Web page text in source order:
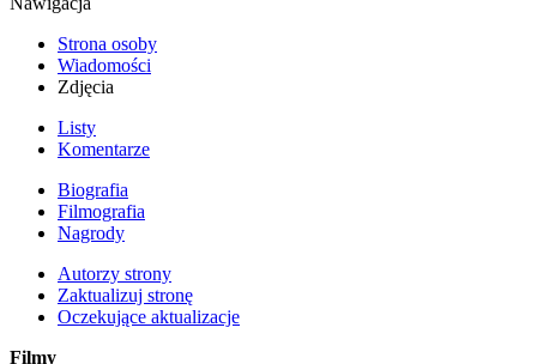
Strona osoby
Wiadomości
Zdjęcia
Listy
Komentarze
Biografia
Filmografia
Nagrody
Autorzy strony
Zaktualizuj stronę
Oczekujące aktualizacje
Filmy